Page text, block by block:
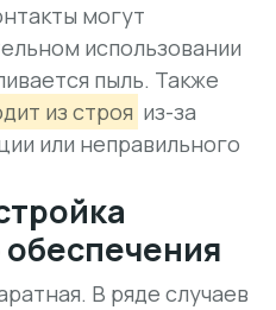
могут
использовании
пыль. Также
из строя из-за
или неправильного
В ряде случаев